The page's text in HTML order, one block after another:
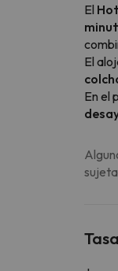
El
El
En el